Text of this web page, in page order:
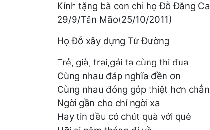
Kính tặng bà con chi họ Đỗ Đăng
29/9/Tân Mão(25/10/2011)
Họ Đỗ xây dựng Từ Đường
Trẻ,.già,.trai,gái ta cùng thi đua
Cùng nhau đáp nghĩa đền ơn
Cùng nhau đóng góp thiệt hơn
Ngời gần cho chí ngời xa
Hay tin đều có chút quà với quê